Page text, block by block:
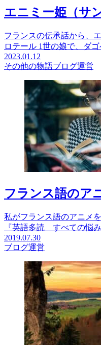
エニミー姫（サ
フランスの伝承話から、
ロテール 1世の娘で、ダ
2023.01.12
その他の物語ブログ運営
フランス語のア
私がフランス語のアニメ
『英語多読 すべての悩
2019.07.30
ブログ運営